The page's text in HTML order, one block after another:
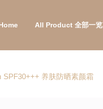
All Product 全部一览
SPF30+++ 养肤防晒素颜霜